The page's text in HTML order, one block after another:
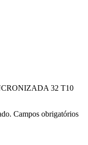
32 T10
Campos obrigatórios